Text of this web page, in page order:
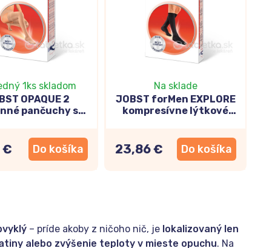
1ks skladom
OPAQUE 2
pančuchy so
veľkosť 4
€ Do košíka
Na sklade
JOBST forMen EXPLORE
kompresívne lýtkové
veľkosť 4
23,86 € Do košíka
– príde akoby z ničoho nič, je lokalizovaný len
alebo zvýšenie teploty v mieste opuchu. Na